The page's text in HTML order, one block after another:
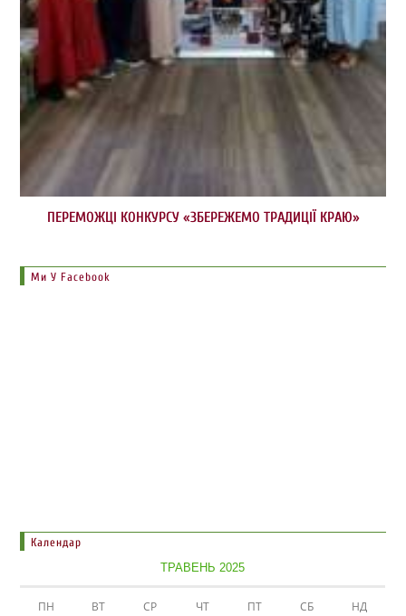
ПЕРЕМОЖЦІ КОНКУРСУ «ЗБЕРЕЖЕМО ТРАДИЦІЇ КРАЮ»
Ми У Facebook
Календар
ТРАВЕНЬ 2025
ПН ВТ СР ЧТ ПТ СБ НД